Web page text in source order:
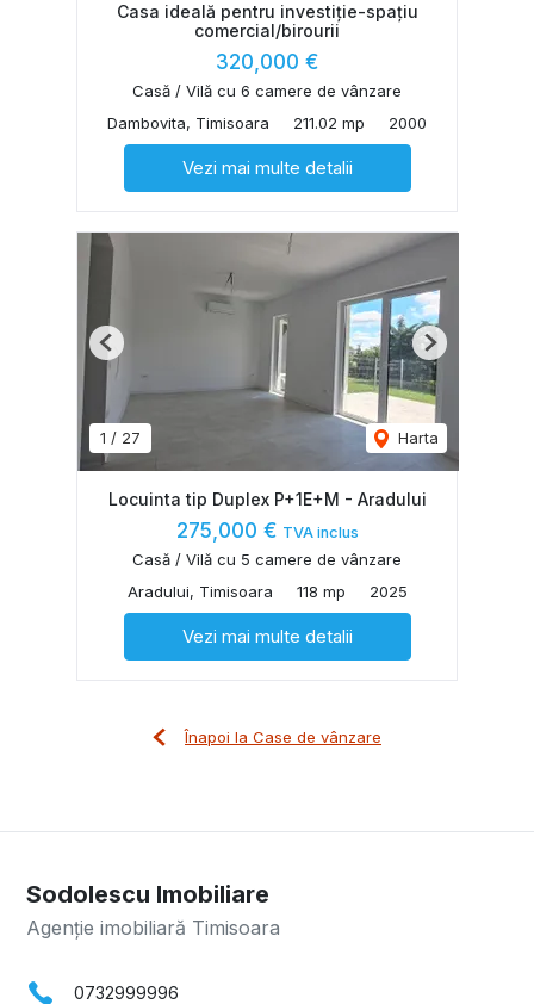
Casa ideală pentru investiție-spațiu
comercial/birourii
320,000 €
Casă / Vilă cu 6 camere de vânzare
Dambovita, Timisoara
211.02 mp 2000
Vezi mai multe detalii
1 / 27 Harta
Previous Next
Locuinta tip Duplex P+1E+M - Aradului
275,000 € TVA inclus
Casă / Vilă cu 5 camere de vânzare
Aradului, Timisoara
118 mp 2025
Vezi mai multe detalii
Înapoi la Case de vânzare
Sodolescu Imobiliare
Agenție imobiliară Timisoara
0732999996